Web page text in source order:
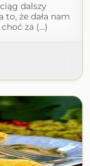
dalszy
że dała nam
za (...)